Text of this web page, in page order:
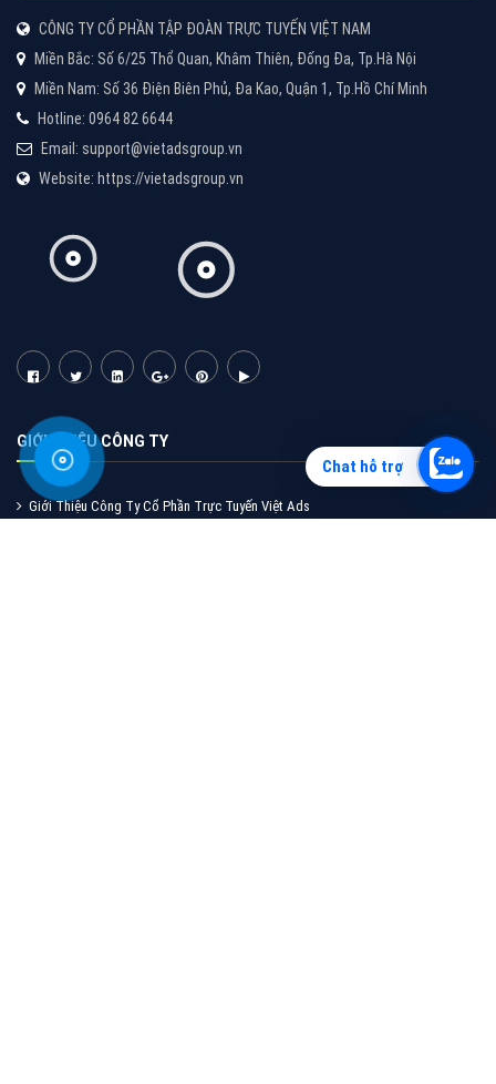
Chat hỗ trợ
Quảng cáo Zalo
Hãy cùng VietAds tìm hiểu về các hình thức quảng
XEM CHI TIẾT